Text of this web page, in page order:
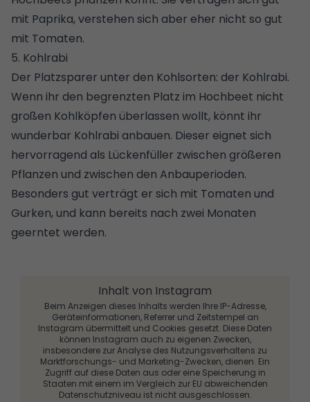
mit Paprika, verstehen sich aber eher nicht so gut
mit Tomaten.
5. Kohlrabi
Der Platzsparer unter den Kohlsorten: der Kohlrabi.
Wenn ihr den begrenzten Platz im Hochbeet nicht
großen Kohlköpfen überlassen wollt, könnt ihr
wunderbar Kohlrabi anbauen. Dieser eignet sich
hervorragend als Lückenfüller zwischen größeren
Pflanzen und zwischen den Anbauperioden.
Besonders gut verträgt er sich mit Tomaten und
Gurken, und kann bereits nach zwei Monaten
geerntet werden.
Inhalt von Instagram
Beim Anzeigen dieses Inhalts werden Ihre IP-Adresse,
Geräteinformationen, Referrer und Zeitstempel an
Instagram übermittelt und Cookies gesetzt. Diese Daten
können Instagram auch zu eigenen Zwecken,
insbesondere zur Analyse des Nutzungsverhaltens zu
Marktforschungs- und Marketing-Zwecken, dienen. Ein
Zugriff auf diese Daten aus oder eine Speicherung in
Staaten mit einem im Vergleich zur EU abweichenden
Datenschutzniveau ist nicht ausgeschlossen.